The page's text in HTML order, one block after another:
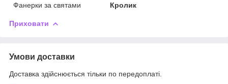
Фанерки за святами
Кролик
Приховати
Умови доставки
Доставка здійснюється тільки по передоплаті.